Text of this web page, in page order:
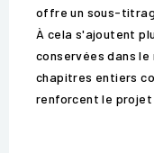
offre un sous-
À cela s'ajoutent
conservées dans
chapitres entiers
renforcent le projet